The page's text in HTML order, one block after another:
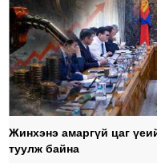
Жинхэнэ амаргүй цаг
туулж байна